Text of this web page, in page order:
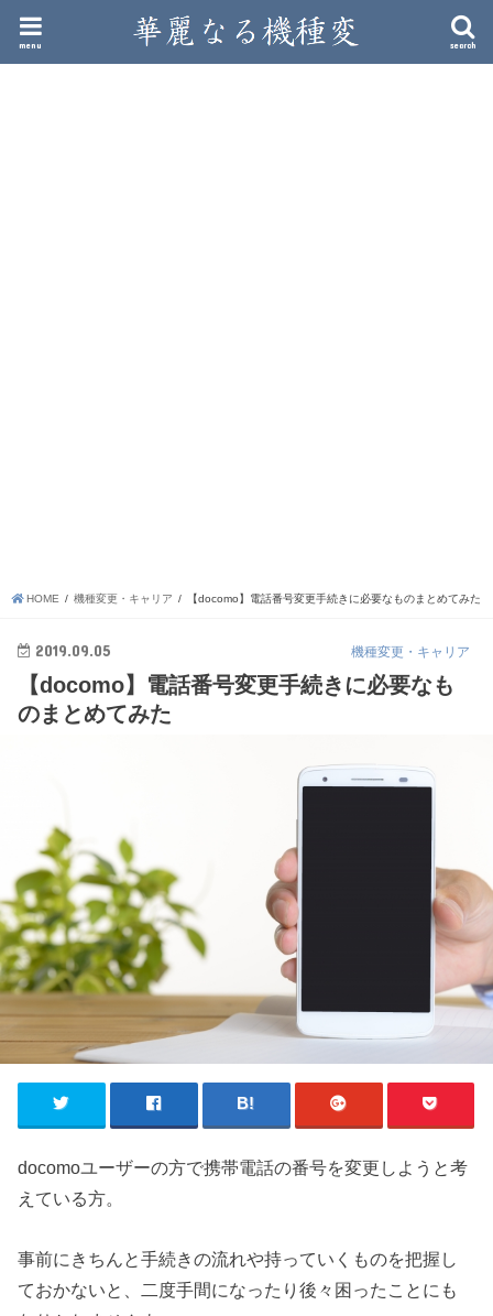
search
menu
HOME 機種変更・キャリア 【docomo】電話番号変更手続きに必要なものまとめてみた
機種変更・キャリア
2019.09.05
【docomo】電話番号変更手続きに必要なも
のまとめてみた
docomoユーザーの方で携帯電話の番号を変更しようと考
えている方。
事前にきちんと手続きの流れや持っていくものを把握し
ておかないと、二度手間になったり後々困ったことにも